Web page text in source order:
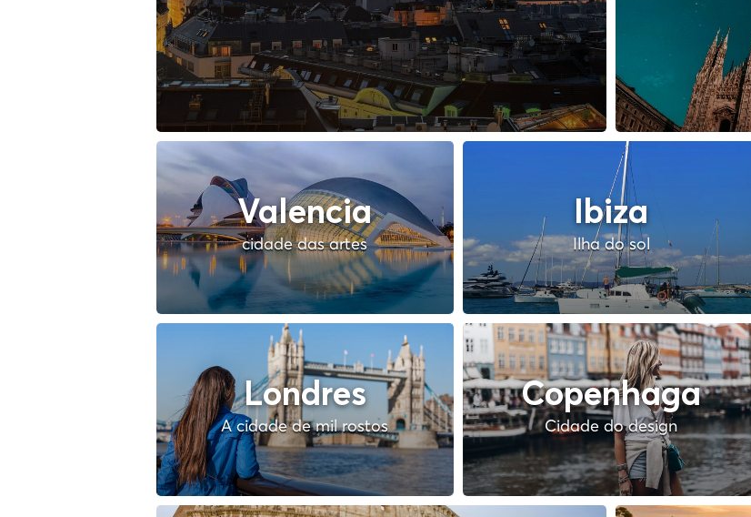
Valencia
cidade das artes
Ibiza
Ilha do sol
Londres
A cidade de mil rostos
Copenhaga
Cidade do design